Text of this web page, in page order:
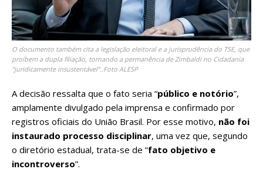
O documento também cita a legislação eleitoral e a jurisprudência do TSE, que
proíbem a dupla filiação, tornando a permanência de Zimbaldi no Cidadania
“juridicamente insustentável”..Foto ALESP
A decisão ressalta que o fato seria “público e notório”,
amplamente divulgado pela imprensa e confirmado por
registros oficiais do União Brasil. Por esse motivo, não foi
instaurado processo disciplinar, uma vez que, segundo
o diretório estadual, trata-se de “fato objetivo e
incontroverso”.